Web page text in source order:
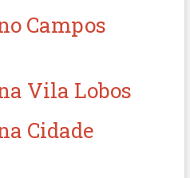
Campos
Vila Lobos
Cidade